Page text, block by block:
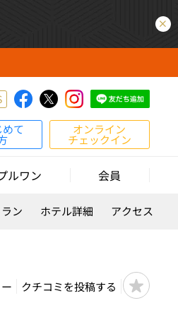
て オンライン
チェックイン
ルワン 会員
ン ホテル詳細 アクセス
クチコミを投稿する